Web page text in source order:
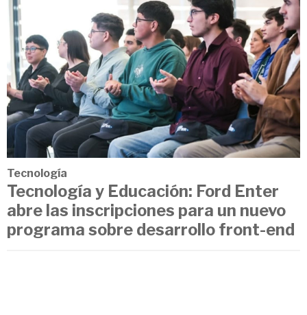
Tecnología
Tecnología y Educación: Ford Enter
abre las inscripciones para un nuevo
programa sobre desarrollo front-end